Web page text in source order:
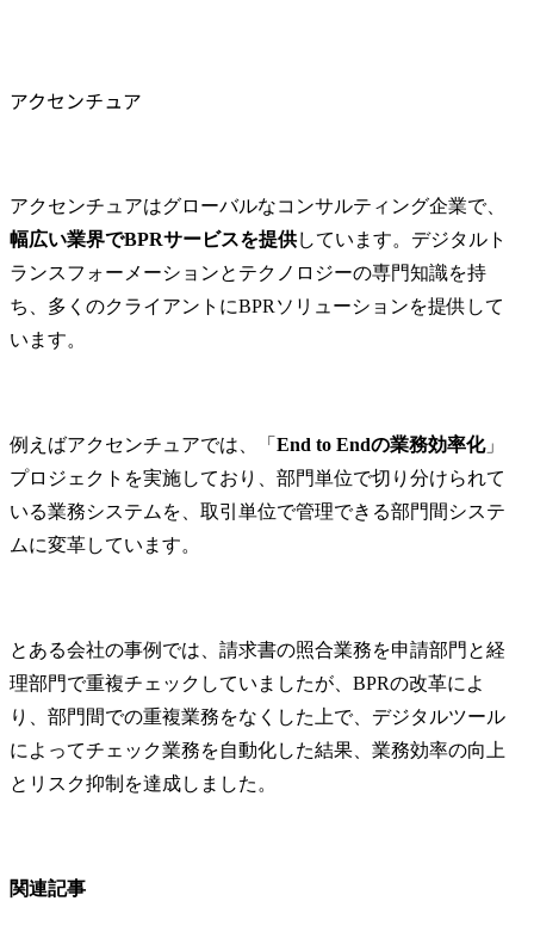
アクセンチュア
アクセンチュアはグローバルなコンサルティング企業で、
幅広い業界でBPRサービスを提供しています。デジタルト
ランスフォーメーションとテクノロジーの専門知識を持
ち、多くのクライアントにBPRソリューションを提供して
います。
例えばアクセンチュアでは、「 End to Endの業務効率化」
プロジェクトを実施しており、部門単位で切り分けられて
いる業務システムを、取引単位で管理できる部門間システ
ムに変革しています。
とある会社の事例では、請求書の照合業務を申請部門と経
理部門で重複チェックしていましたが、BPRの改革によ
り、部門間での重複業務をなくした上で、デジタルツール
によってチェック業務を自動化した結果、業務効率の向上
とリスク抑制を達成しました。
関連記事